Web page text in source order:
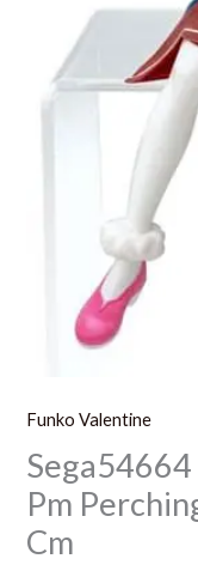
Funko Valentine
Pm
Cm